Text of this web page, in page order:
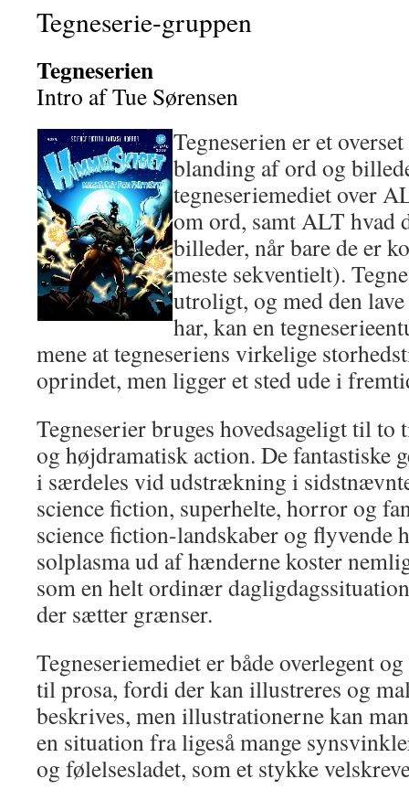
Tegneserie-gruppen
Tegneserien
Intro af Tue Sørensen
Tegneserien er et
blanding af ord og
tegneseriemediet over
om ord, samt ALT hvad
billeder, når bare de er
meste sekventielt).
utroligt, og med den
har, kan en
mene at tegneseriens virkelige
oprindet, men ligger et sted ude i
Tegneserier bruges hovedsageligt til
og højdramatisk action. De fantastiske
i særdeles vid udstrækning i
science fiction, superhelte, horror og
science fiction-landskaber og flyvende
solplasma ud af hænderne koster
som en helt ordinær
der sætter grænser.
Tegneseriemediet er både overlegent
til prosa, fordi der kan illustreres og
beskrives, men illustrationerne kan
en situation fra ligeså mange
og følelsesladet, som et stykke